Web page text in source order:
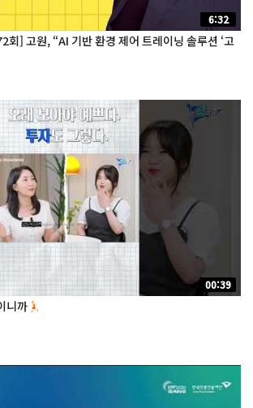
6:32
회] 고원, “AI 기반 환경 제어 트레이닝 솔루션 ‘고
00:39
니까